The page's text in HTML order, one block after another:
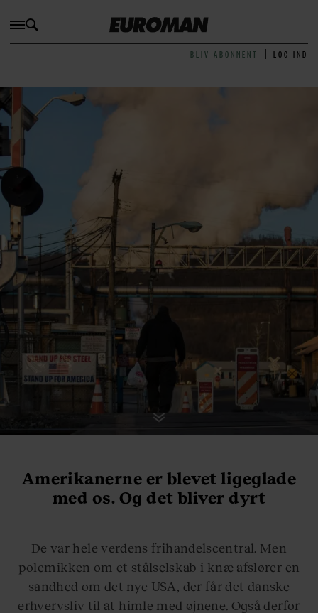
BLIV ABONNENT LOG IND
Amerikanerne er blevet ligeglade
med os. Og det bliver dyrt
De var hele verdens frihandelscentral. Men
polemikken om et stålselskab i knæ afslører en
sandhed om det nye USA, der får det danske
erhvervsliv til at himle med øjnene. Også derfor